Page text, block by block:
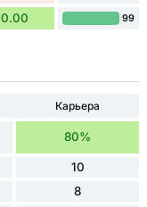
0.00 99
Карьера
80%
10
8